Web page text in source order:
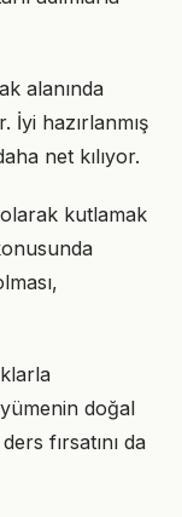
alanında
İyi hazırlanmış
net kılıyor.
olarak kutlamak
doğal
fırsatını da